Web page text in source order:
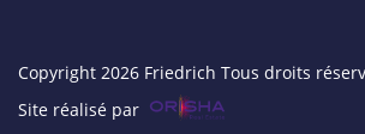
Copyright 2026 Friedrich Tous droits
Site réalisé par